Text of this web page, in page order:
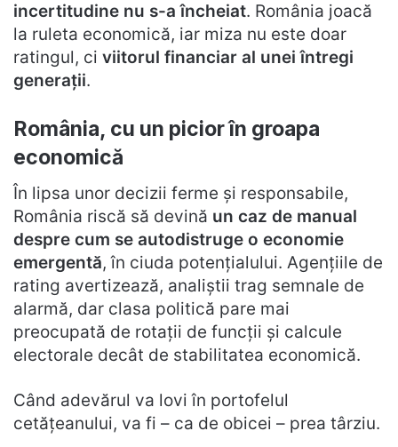
incertitudine nu s-a încheiat. România joacă
la ruleta economică, iar miza nu este doar
ratingul, ci viitorul financiar al unei întregi
generații.
România, cu un picior în groapa
economică
În lipsa unor decizii ferme și responsabile,
România riscă să devină un caz de manual
despre cum se autodistruge o economie
emergentă, în ciuda potențialului. Agențiile de
rating avertizează, analiștii trag semnale de
alarmă, dar clasa politică pare mai
preocupată de rotații de funcții și calcule
electorale decât de stabilitatea economică.
Când adevărul va lovi în portofelul
cetățeanului, va fi – ca de obicei – prea târziu.